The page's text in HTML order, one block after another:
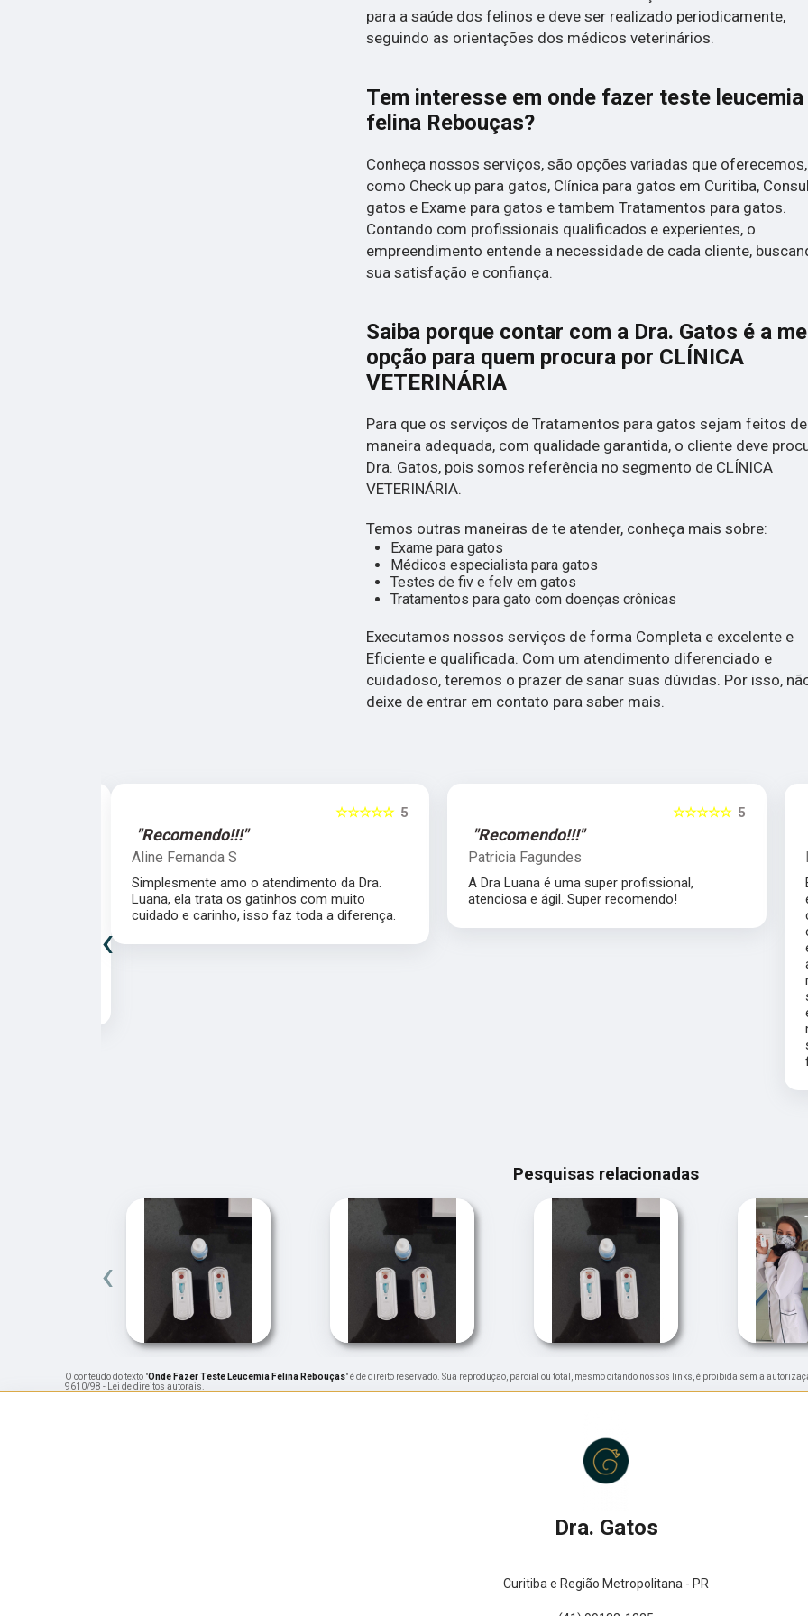
para a saúde dos felinos e deve ser realizado periodicamente,
seguindo as orientações dos médicos veterinários.
Tem interesse em onde fazer teste leucemia
felina Rebouças?
Conheça nossos serviços, são opções variadas que oferecemos,
como Check up para gatos, Clínica para gatos em Curitiba,
gatos e Exame para gatos e tambem Tratamentos para gatos.
Contando com profissionais qualificados e experientes, o
empreendimento entende a necessidade de cada cliente,
sua satisfação e confiança.
Saiba porque contar com a Dra. Gatos é a
opção para quem procura por CLÍNICA
VETERINÁRIA
Para que os serviços de Tratamentos para gatos sejam feitos de
maneira adequada, com qualidade garantida, o cliente deve
Dra. Gatos, pois somos referência no segmento de CLÍNICA
VETERINÁRIA.
Temos outras maneiras de te atender, conheça mais sobre:
Exame para gatos
Médicos especialista para gatos
Testes de fiv e felv em gatos
Tratamentos para gato com doenças crônicas
Executamos nossos serviços de forma Completa e excelente e
Eficiente e qualificada. Com um atendimento diferenciado e
cuidadoso, teremos o prazer de sanar suas dúvidas. Por isso,
deixe de entrar em contato para saber mais.
5
☆☆☆☆☆
"Recomendo!!!"
Patricia Fagundes
A Dra Luana é uma super profissional,
atenciosa e ágil. Super recomendo!
5
☆☆☆☆☆
"Recomendo!!!"
Diego LCS
Excelente atendimento. Meu gato sempre se
estressou bastante saindo de casa para
consulta domiciliar, que foi muito menos
‹
Pesquisas relacionadas
‹
O conteúdo do texto "Onde Fazer Teste Leucemia Felina Rebouças" é de direito reservado. Sua reprodução, parcial ou total, mesmo citando nossos links, é proibida sem a
9610/98 - Lei de direitos autorais.
Dra. Gatos
Curitiba e Região Metropolitana - PR